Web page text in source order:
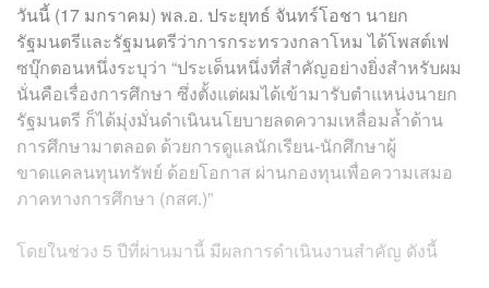
วันนี้ (17 มกราคม) พล.อ. ประยุทธ์ จันทร์โอชา นายก
รัฐมนตรีและรัฐมนตรีว่าการกระทรวงกลาโหม ได้โพสต์เฟ
ซบุ๊กตอนหนึ่งระบุว่า “ประเด็นหนึ่งที่สำคัญอย่างยิ่งสำหรับผม
นั่นคือเรื่องการศึกษา ซึ่งตั้งแต่ผมได้เข้ามารับตำแหน่งนายก
รัฐมนตรี ก็ได้มุ่งมั่นดำเนินนโยบายลดความเหลื่อมล้ำด้าน
การศึกษามาตลอด ด้วยการดูแลนักเรียน-นักศึกษาผู้
ขาดแคลนทุนทรัพย์ ด้อยโอกาส ผ่านกองทุนเพื่อความเสมอ
ภาคทางการศึกษา (กสศ.)”
โดยในช่วง 5 ปีที่ผ่านมานี้ มีผลการดำเนินงานสำคัญ ดังนี้